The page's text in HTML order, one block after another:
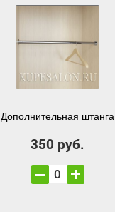
Дополнительная штанга
350 руб.